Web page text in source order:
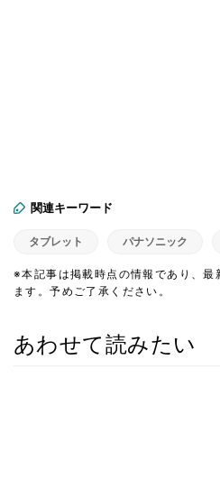
関連キーワード
タブレット パナソニック
※本記事は掲載時点の情報であり、最
ます。予めご了承ください。
あわせて読みたい